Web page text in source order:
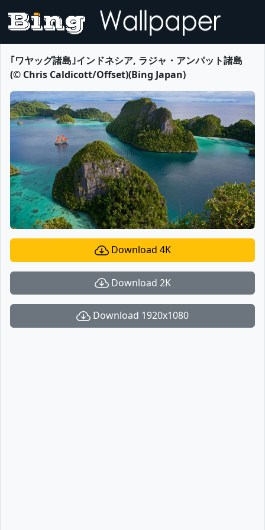
｢ワヤッグ諸島｣インドネシア, ラジャ・アンパット諸島
(© Chris Caldicott/Offset)(Bing Japan)
Download 4K
Download 2K
Download 1920x1080